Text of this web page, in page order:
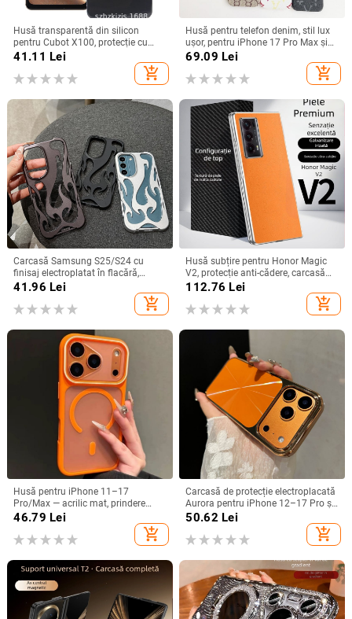
Husă transparentă din silicon
pentru Cubot X100, protecție cu
acoperire totală
41.11 Lei
add_shopping_cart
Husă pentru telefon denim, stil lux
ușor, pentru iPhone 17 Pro Max și
iPhone 16, cu acoperire totală
69.09 Lei
add_shopping_cart
Carcasă Samsung S25/S24 cu
finisaj electroplatat în flacără,
design decupat, compatibilă cu
41.96 Lei
add_shopping_cart
Husă subțire pentru Honor Magic
V2, protecție anti-cădere, carcasă
dură pentru ecran pliabil, finisaj PU
112.76 Lei
add_shopping_cart
Husă pentru iPhone 11–17
Pro/Max — acrilic mat, prindere
magnetică, protecție anti-cadere,
46.79 Lei
add_shopping_cart
Carcasă de protecție electroplacată
Aurora pentru iPhone 12–17 Pro și
Pro Max, acoperire completă, anti-
50.62 Lei
add_shopping_cart